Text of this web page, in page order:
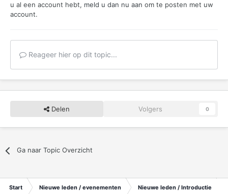
u al een account hebt, meld u dan nu aan om te posten met uw
account.
Reageer hier op dit topic...
Delen Volgers 0
Ga naar Topic Overzicht
Start Nieuwe leden / evenementen Nieuwe leden / Introductie